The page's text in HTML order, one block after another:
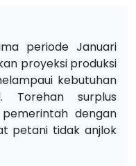
periode Januari
proyeksi produksi
kebutuhan
Torehan surplus
dengan
petani tidak anjlok